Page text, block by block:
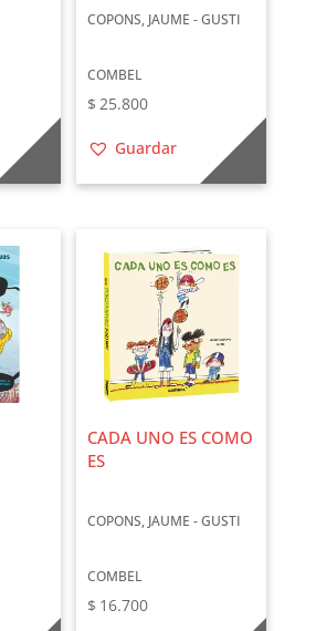
COPONS, JAUME - GUSTI
COMBEL
$ 25.800
Guardar
CADA UNO ES COMO
ES
COPONS, JAUME - GUSTI
COMBEL
$ 16.700